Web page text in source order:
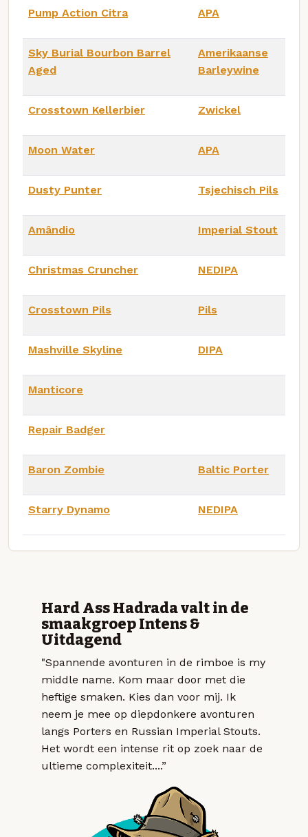
Pump Action Citra APA
Sky Burial Bourbon Barrel
Aged
Amerikaanse
Barleywine
Crosstown Kellerbier Zwickel
Moon Water APA
Dusty Punter Tsjechisch Pils
Amândio Imperial Stout
Christmas Cruncher NEDIPA
Crosstown Pils Pils
Mashville Skyline DIPA
Manticore
Repair Badger
Baron Zombie Baltic Porter
Starry Dynamo NEDIPA
Hard Ass Hadrada valt in de
smaakgroep Intens &
Uitdagend
"Spannende avonturen in de rimboe is my
middle name. Kom maar door met die
heftige smaken. Kies dan voor mij. Ik
neem je mee op diepdonkere avonturen
langs Porters en Russian Imperial Stouts.
Het wordt een intense rit op zoek naar de
ultieme complexiteit....”